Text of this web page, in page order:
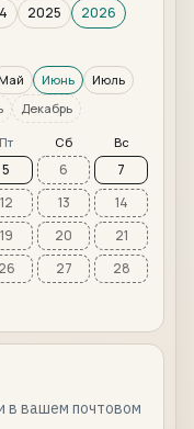
2025
2026
Июнь
Июль
Декабрь
Пт Сб Вс
5 6
7
12 13
14
19 20
21
26 27
28
в вашем почтовом